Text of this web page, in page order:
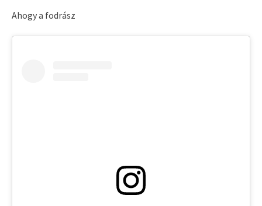
Ahogy a fodrász